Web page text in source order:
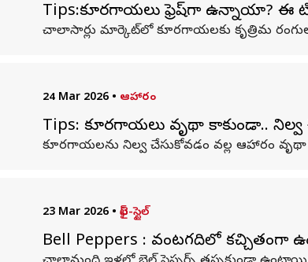
Tips:కూరగాయలు ఫ్రెష్‌గా ఉన్నాయా? ఈ
చాలాసార్లు మార్కెట్‌లో కూరగాయలకు కృత్రిమ
24 Mar 2026 • ఆహారం
Tips: కూరగాయలు వృథా కాకుండా..
కూరగాయలను నిల్వ చేసుకోవడం వల్ల ఆహారం
23 Mar 2026 • లైఫ్-స్టైల్
Bell Peppers : వంటగదిలో